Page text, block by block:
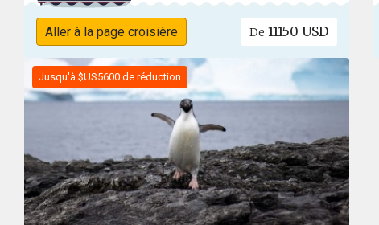
Aller à la page croisière De 11150 USD
Jusqu'à $US5600 de réduction